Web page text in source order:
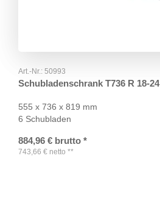
Art.-Nr.: 50993
Schubladenschrank T736 R 18-24
555 x 736 x 819 mm
6 Schubladen
884,96 € brutto *
743,66 € netto **